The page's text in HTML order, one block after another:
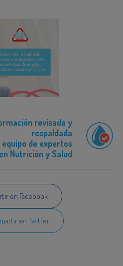
revisada y
respaldada
de expertos
en Nutrición y Salud
en Facebook
en Twitter